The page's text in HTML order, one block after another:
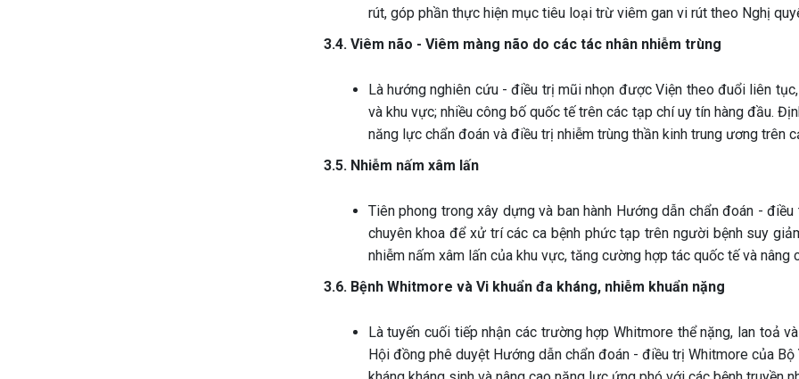
rút, góp phần thực hiện mục tiêu loại trừ viêm gan vi rút theo Nghị
3.4. Viêm não - Viêm màng não do các tác nhân nhiễm trùng
Là hướng nghiên cứu - điều trị mũi nhọn được Viện theo đuổi liên
và khu vực; nhiều công bố quốc tế trên các tạp chí uy tín hàng đầu.
năng lực chẩn đoán và điều trị nhiễm trùng thần kinh trung ương trên
3.5. Nhiễm nấm xâm lấn
Tiên phong trong xây dựng và ban hành Hướng dẫn chẩn đoán -
chuyên khoa để xử trí các ca bệnh phức tạp trên người bệnh suy
nhiễm nấm xâm lấn của khu vực, tăng cường hợp tác quốc tế và
3.6. Bệnh Whitmore và Vi khuẩn đa kháng, nhiễm khuẩn nặng
Là tuyến cuối tiếp nhận các trường hợp Whitmore thể nặng, lan toả
Hội đồng phê duyệt Hướng dẫn chẩn đoán - điều trị Whitmore của